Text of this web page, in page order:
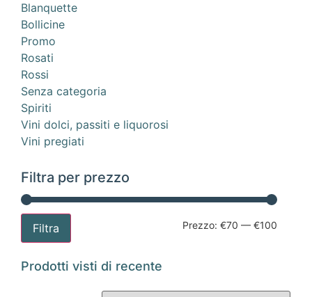
Blanquette
Bollicine
Promo
Rosati
Rossi
Senza categoria
Spiriti
Vini dolci, passiti e liquorosi
Vini pregiati
Filtra per prezzo
Filtra Prezzo: €70 — €100
Prodotti visti di recente